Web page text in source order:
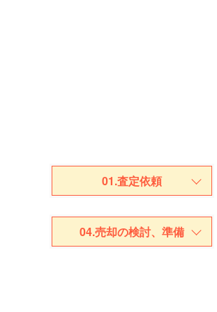
01.査定依頼
04.売却の検討、準備